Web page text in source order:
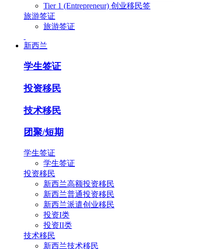
Tier 1 (Entrepreneur) 创业移民签
旅游签证
旅游签证
新西兰
学生签证
投资移民
技术移民
团聚/短期
学生签证
学生签证
投资移民
新西兰高额投资移民
新西兰普通投资移民
新西兰派遣创业移民
投资I类
投资II类
技术移民
新西兰技术移民